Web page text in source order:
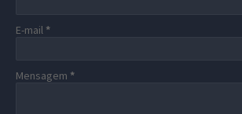
E-mail *
Mensagem *